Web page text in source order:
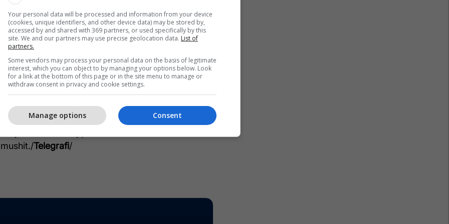
të shoqërisë”.
njëkohësisht e kanë të vështirë të
pse unë nuk e gjej një punë. Unë i kam thënë
nuk mund ta ushtrojë për shkak se mund të
së megjithatë thotë se megjithatë ja ka
karrierën e saj për të mbështetur atë të
Telegrafi/
Your personal data will be processed and information from your device
(cookies, unique identifiers, and other device data) may be stored by,
accessed by and shared with 369 partners, or used specifically by this
site. We and our partners may use precise geolocation data. List of
partners.
Some vendors may process your personal data on the basis of legitimate
interest, which you can object to by managing your options below. Look
for a link at the bottom of this page or in the site menu to manage or
withdraw consent in privacy and cookie settings.
Consent
Manage options